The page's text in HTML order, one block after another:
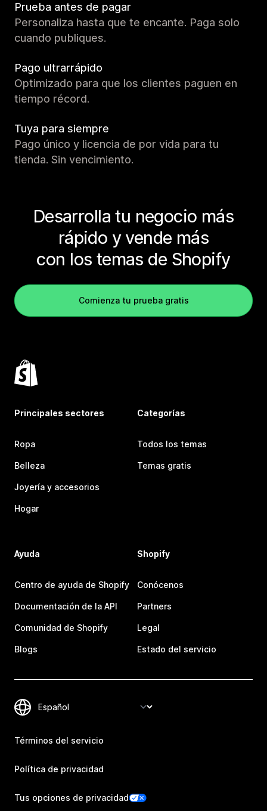
Prueba antes de pagar
Personaliza hasta que te encante. Paga solo
cuando publiques.
Pago ultrarrápido
Optimizado para que los clientes paguen en
tiempo récord.
Tuya para siempre
Pago único y licencia de por vida para tu
tienda. Sin vencimiento.
Desarrolla tu negocio más
rápido y vende más
con los temas de Shopify
Comienza tu prueba gratis
Principales sectores
Ropa
Belleza
Joyería y accesorios
Hogar
Categorías
Todos los temas
Temas gratis
Ayuda
Centro de ayuda de Shopify
Documentación de la API
Comunidad de Shopify
Blogs
Shopify
Conócenos
Partners
Legal
Estado del servicio
Términos del servicio
Política de privacidad
Tus opciones de privacidad